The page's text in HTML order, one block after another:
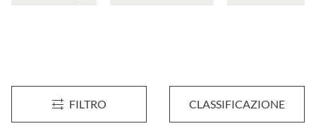
FILTRO CLASSIFICAZIONE
Orecchini a perno - Snazzy FlowerSet di orecchini a perno -
10,95 €*